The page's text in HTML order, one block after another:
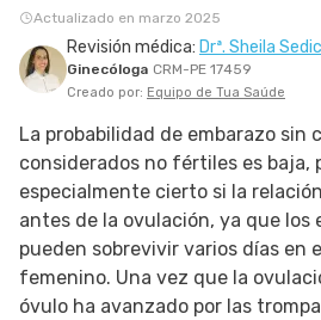
EMBARAZO
BIENESTAR
Actualizado en marzo 2025
Revisión médica: Drª. Sheila
Ginecóloga CRM-PE 17459
Creado por: Equipo de Tua Saúde
La probabilidad de embarazo sin
considerados no fértiles es baja,
especialmente cierto si la
antes de la ovulación, ya que los
pueden sobrevivir varios días en
femenino. Una vez que la
óvulo ha avanzado por las